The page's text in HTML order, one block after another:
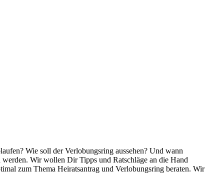
Wie soll der Verlobungsring aussehen? Und wann
Wir wollen Dir Tipps und Ratschläge an die Hand
zum Thema Heiratsantrag und Verlobungsring beraten. Wir